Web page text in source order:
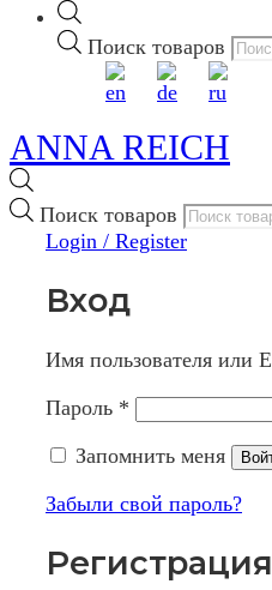
Поиск товаров
ANNA REICH
Поиск товаров
Login / Register
Вход
Имя пользователя или
Пароль *
Запомнить меня
Забыли свой пароль?
Регистрация